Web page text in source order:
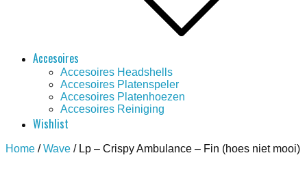
Accesoires
Accesoires Headshells
Accesoires Platenspeler
Accesoires Platenhoezen
Accesoires Reiniging
Wishlist
Home /Wave / Lp – Crispy Ambulance – Fin (hoes niet mooi)